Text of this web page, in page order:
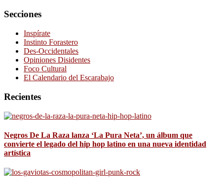
Secciones
Inspírate
Instinto Forastero
Des-Occidentales
Opiniones Disidentes
Foco Cultural
El Calendario del Escarabajo
Recientes
Negros De La Raza lanza ‘La Pura Neta’, un álbum que
convierte el legado del hip hop latino en una nueva identidad
artística